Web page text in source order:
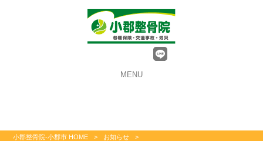
MENU
小郡整骨院-小郡市 HOME > お知らせ
>